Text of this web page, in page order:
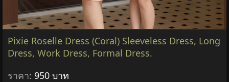
Pixie Roselle Dress (Coral) Sleeveless Dress, Long
Dress, Work Dress, Formal Dress.
ราคา: 950 บาท